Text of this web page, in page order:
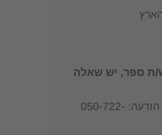
ת ספר, יש שאלה
שלח/י הודעה: 050-722-